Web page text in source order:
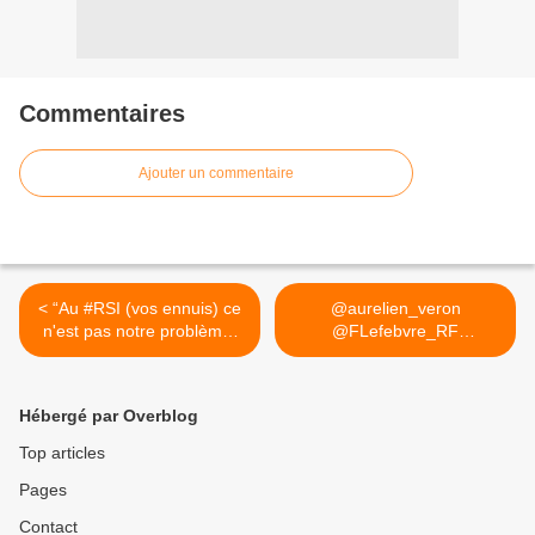
Commentaires
Ajouter un commentaire
< “Au #RSI (vos ennuis) ce
n'est pas notre problème,
car les problèmes c'est
@aurelien_veron
@FLefebvre_RF
@LiberteSociale 1/je... >
Hébergé par Overblog
Top articles
Pages
Contact